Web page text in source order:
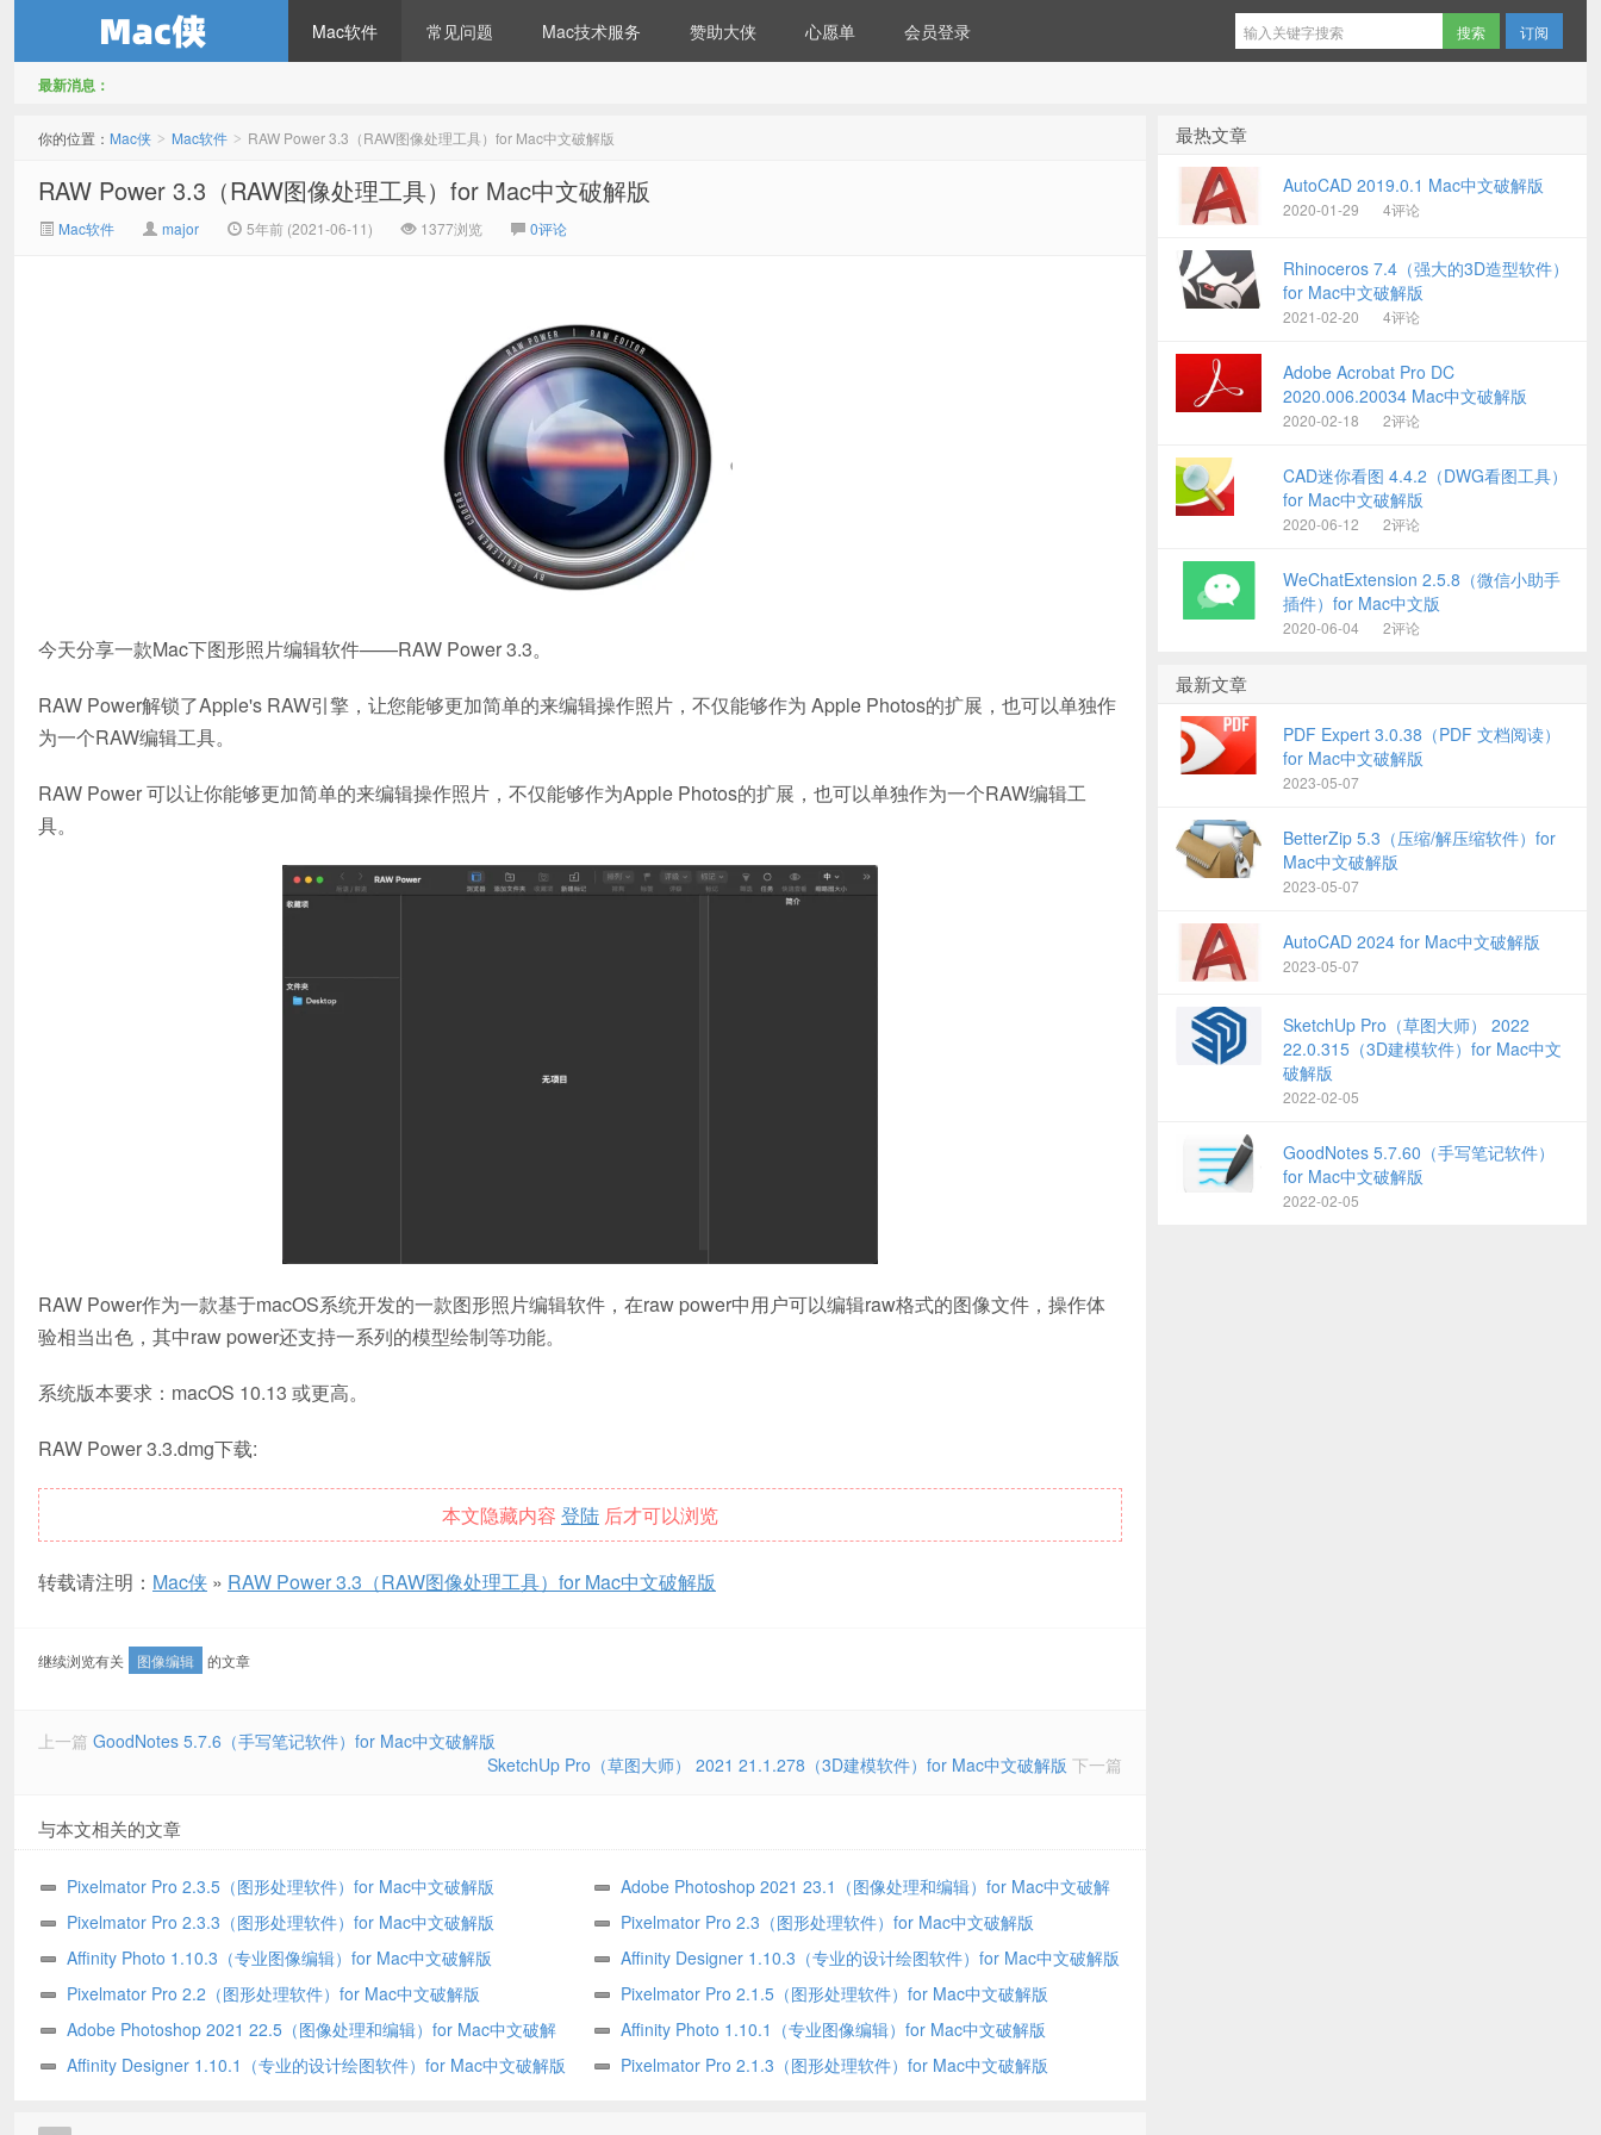
Mac软件 常见问题 Mac技术服务 赞助大侠 心愿单 会员登录 订阅
最新消息：
你的位置： Mac侠 > Mac软件 > RAW Power 3.3（RAW图像处理工具）for Mac中文破解版
RAW Power 3.3（RAW图像处理工具）for Mac中文破解版
Mac软件 major 5年前 (2021-06-11) 1377浏览 0评论
今天分享一款Mac下图形照片编辑软件——RAW Power 3.3。
RAW Power解锁了Apple's RAW引擎，让您能够更加简单的来编辑操作照片，不仅能够作为 Apple Photos的扩展，也可以单独作
为一个RAW编辑工具。
RAW Power 可以让你能够更加简单的来编辑操作照片，不仅能够作为Apple Photos的扩展，也可以单独作为一个RAW编辑工
具。
RAW Power作为一款基于macOS系统开发的一款图形照片编辑软件，在raw power中用户可以编辑raw格式的图像文件，操作体
验相当出色，其中raw power还支持一系列的模型绘制等功能。
系统版本要求：macOS 10.13 或更高。
RAW Power 3.3.dmg下载:
本文隐藏内容 登陆 后才可以浏览
转载请注明： Mac侠 » RAW Power 3.3（RAW图像处理工具）for Mac中文破解版
继续浏览有关 图像编辑 的文章
上一篇 GoodNotes 5.7.6（手写笔记软件）for Mac中文破解版
SketchUp Pro（草图大师） 2021 21.1.278（3D建模软件）for Mac中文破解版 下一篇
与本文相关的文章
Pixelmator Pro 2.3.5（图形处理软件）for Mac中文破解版
Adobe Photoshop 2021 23.1（图像处理和编辑）for Mac中文破解
版
Pixelmator Pro 2.3.3（图形处理软件）for Mac中文破解版
Pixelmator Pro 2.3（图形处理软件）for Mac中文破解版
Affinity Photo 1.10.3（专业图像编辑）for Mac中文破解版
Affinity Designer 1.10.3（专业的设计绘图软件）for Mac中文破解版
Pixelmator Pro 2.2（图形处理软件）for Mac中文破解版
Pixelmator Pro 2.1.5（图形处理软件）for Mac中文破解版
Adobe Photoshop 2021 22.5（图像处理和编辑）for Mac中文破解
版
Affinity Photo 1.10.1（专业图像编辑）for Mac中文破解版
Affinity Designer 1.10.1（专业的设计绘图软件）for Mac中文破解版
Pixelmator Pro 2.1.3（图形处理软件）for Mac中文破解版
最热文章
AutoCAD 2019.0.1 Mac中文破解版
2020-01-29 4评论
Rhinoceros 7.4（强大的3D造型软件）
for Mac中文破解版
2021-02-20 4评论
Adobe Acrobat Pro DC
2020.006.20034 Mac中文破解版
2020-02-18 2评论
CAD迷你看图 4.4.2（DWG看图工具）
for Mac中文破解版
2020-06-12 2评论
WeChatExtension 2.5.8（微信小助手
插件）for Mac中文版
2020-06-04 2评论
最新文章
PDF Expert 3.0.38（PDF 文档阅读）
for Mac中文破解版
2023-05-07
BetterZip 5.3（压缩/解压缩软件）for
Mac中文破解版
2023-05-07
AutoCAD 2024 for Mac中文破解版
2023-05-07
SketchUp Pro（草图大师） 2022
22.0.315（3D建模软件）for Mac中文
破解版
2022-02-05
GoodNotes 5.7.60（手写笔记软件）
for Mac中文破解版
2022-02-05